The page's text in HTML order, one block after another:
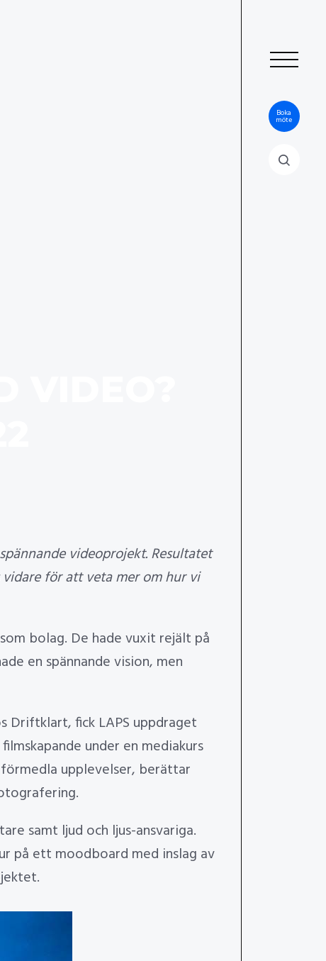
Boka
möte
videoprojekt. Resultatet
för att veta mer om hur vi
bolag. De hade vuxit rejält på
en spännande vision, men
Driftklart, fick LAPS uppdraget
under en mediakurs
upplevelser, berättar
samt ljud och ljus-ansvariga.
på ett moodboard med inslag av